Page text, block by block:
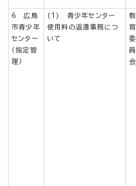
6 広島
市青少年
センター
（指定管
理）
(1) 青少年センター
使用料の返還事務につ
いて
教
育
委
員
会